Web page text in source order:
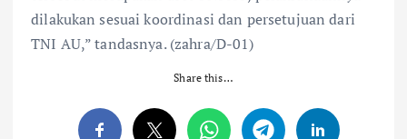
dilakukan sesuai koordinasi dan persetujuan dari
TNI AU,” tandasnya. (zahra/D-01)
Share this…